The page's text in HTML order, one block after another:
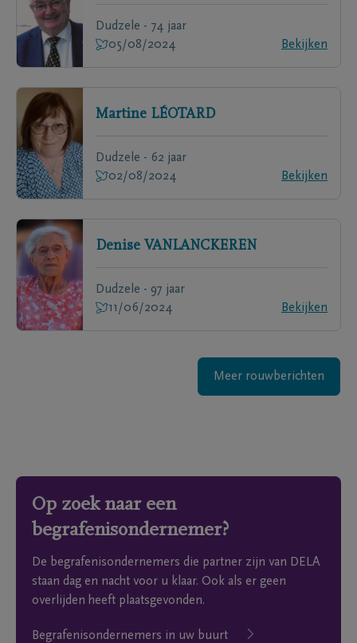
Dudzele - 74 jaar
05/08/2024
Bekijken
Martine LÉOTARD
Dudzele - 62 jaar
02/08/2024
Bekijken
Denise VANLANCKEREN
Dudzele - 97 jaar
11/06/2024
Bekijken
Meer rouwberichten
Op zoek naar een
begrafenisondernemer?
De begrafenisondernemers die partner zijn van DELA
staan dag en nacht voor u klaar. Ook als er geen
overlijden heeft plaatsgevonden.
Begrafenisondernemers in uw buurt